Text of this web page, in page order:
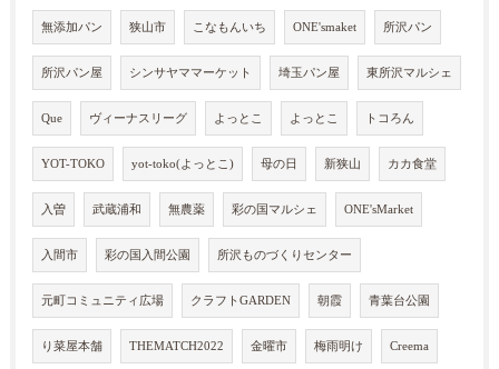
無添加パン 狭山市 こなもんいち ONE'smaket 所沢パン
所沢パン屋 シンサヤママーケット 埼玉パン屋 東所沢マルシェ
Que ヴィーナスリーグ よっとこ よっとこ トコろん
YOT-TOKO yot-toko(よっとこ) 母の日 新狭山 カカ食堂
入曽 武蔵浦和 無農薬 彩の国マルシェ ONE'sMarket
入間市 彩の国入間公園 所沢ものづくりセンター
元町コミュニティ広場 クラフトGARDEN 朝霞 青葉台公園
り菜屋本舗 THEMATCH2022 金曜市 梅雨明け Creema